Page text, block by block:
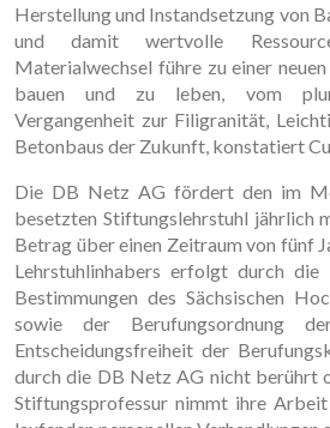
Herstellung und Instandsetzung von
und damit wertvolle
Materialwechsel führe zu einer
bauen und zu leben, vom
Vergangenheit zur Filigranität,
Betonbaus der Zukunft, konstatiert
Die DB Netz AG fördert den im
besetzten Stiftungslehrstuhl jährlich
Betrag über einen Zeitraum von fünf
Lehrstuhlinhabers erfolgt durch
Bestimmungen des Sächsischen
sowie der Berufungsordnung
Entscheidungsfreiheit der
durch die DB Netz AG nicht berührt
Stiftungsprofessur nimmt ihre